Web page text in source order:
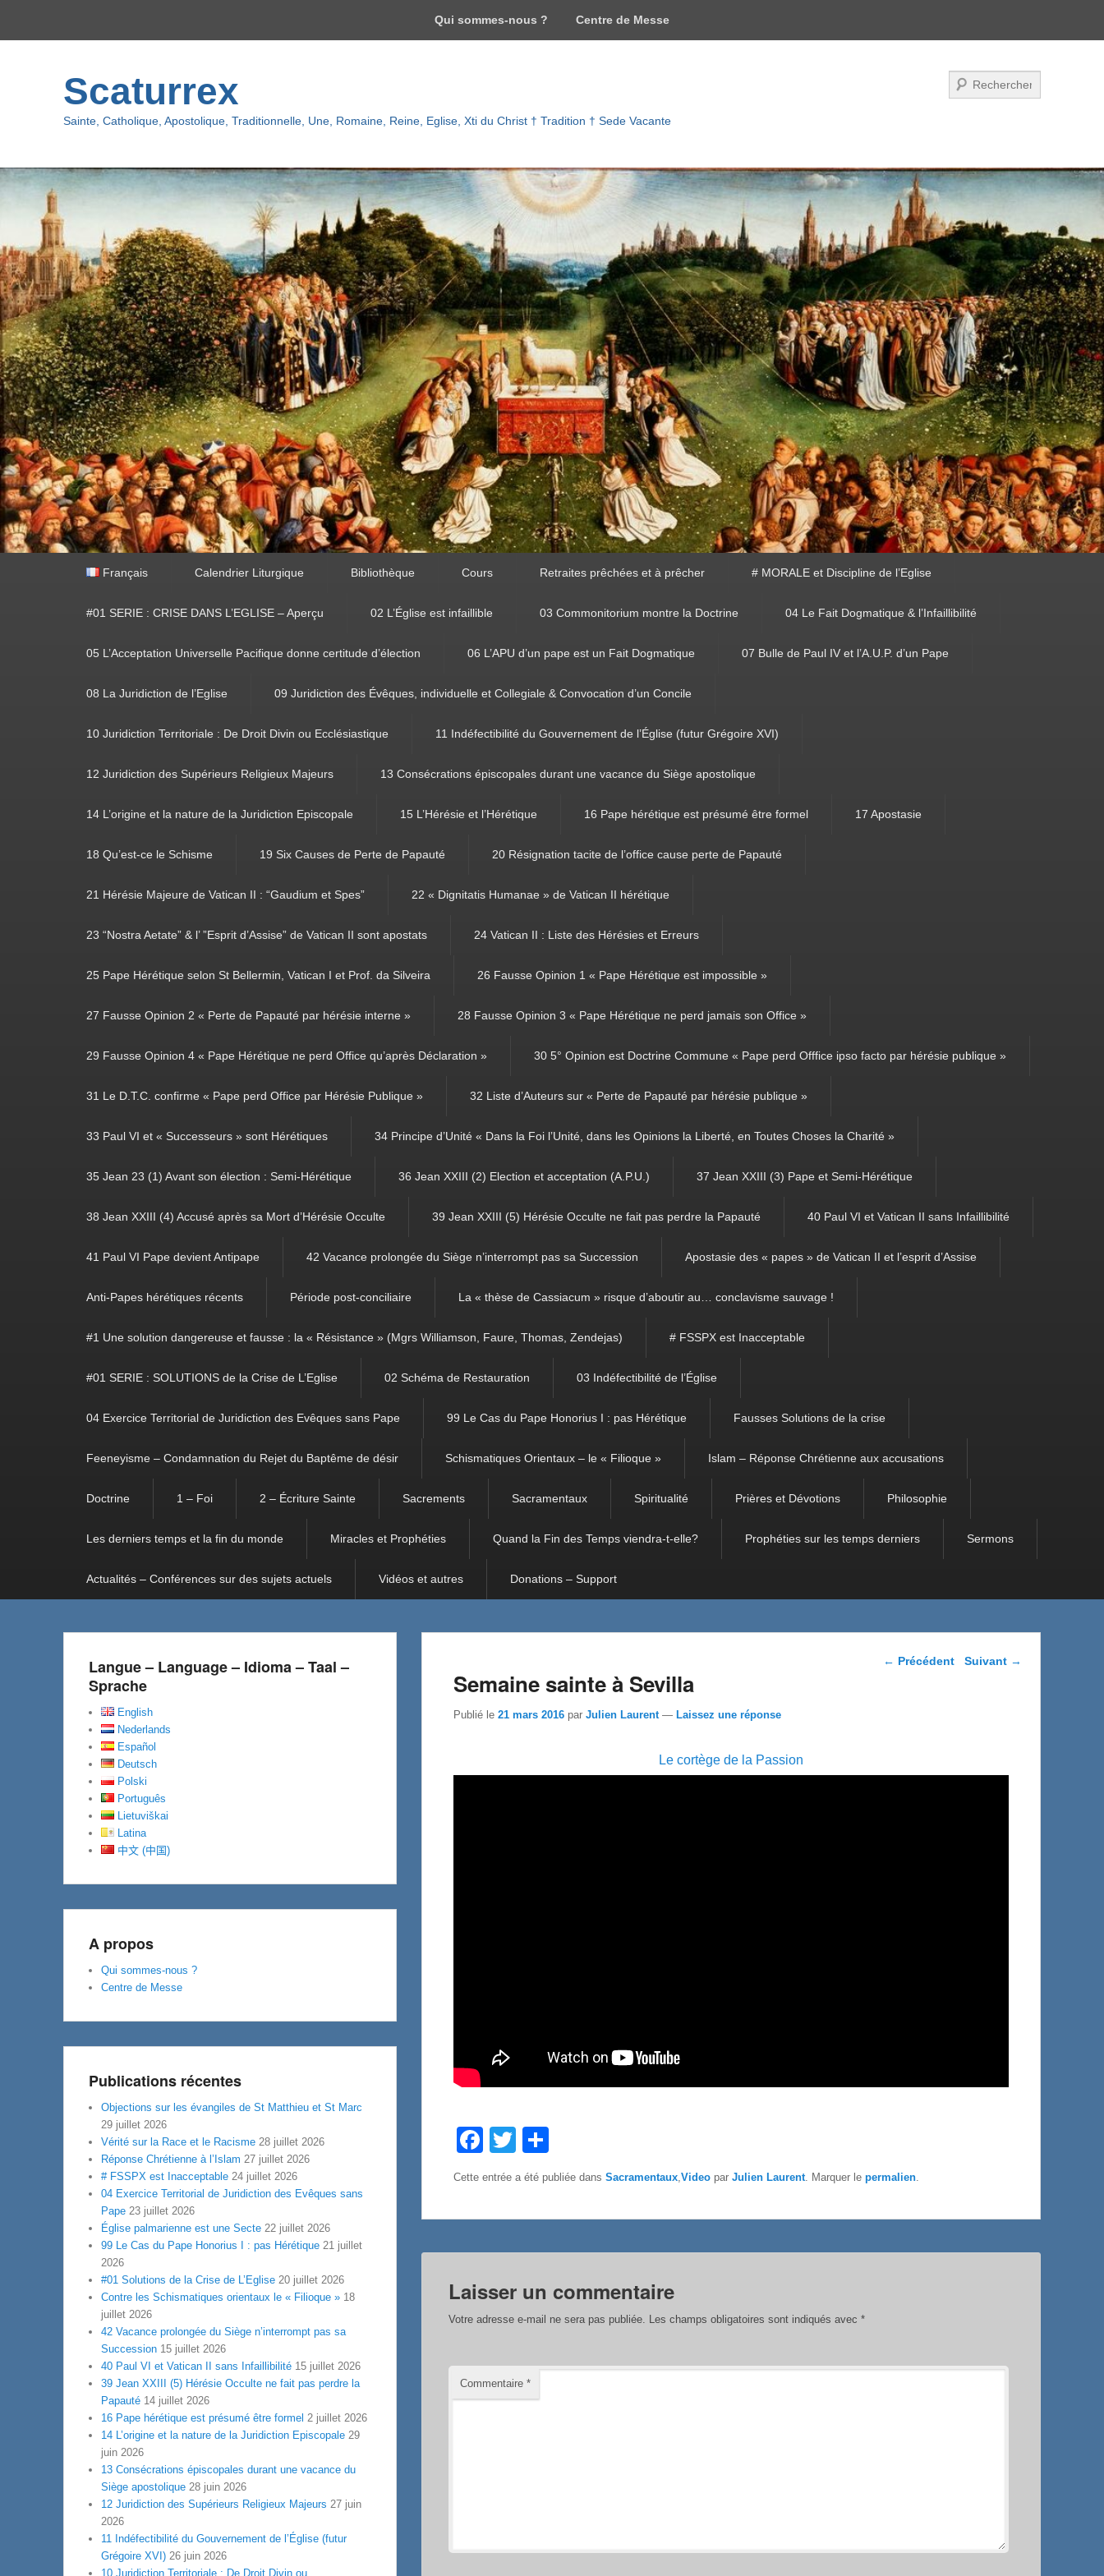
haut
Qui sommes-nous ? Centre de Messe
Scaturrex
Sainte, Catholique, Apostolique, Traditionnelle, Une, Romaine, Reine, Eglise, Xti du Christ † Tradition † Sede Vacante
Recherche
Français Calendrier Liturgique Bibliothèque Cours Retraites prêchées et à prêcher # MORALE et Discipline de l’Eglise
#01 SERIE : CRISE DANS L’EGLISE – Aperçu 02 L’Église est infaillible 03 Commonitorium montre la Doctrine 04 Le Fait Dogmatique & l’Infaillibilité
05 L’Acceptation Universelle Pacifique donne certitude d’élection 06 L’APU d’un pape est un Fait Dogmatique 07 Bulle de Paul IV et l’A.U.P. d’un Pape
08 La Juridiction de l’Eglise 09 Juridiction des Évêques, individuelle et Collegiale & Convocation d’un Concile
10 Juridiction Territoriale : De Droit Divin ou Ecclésiastique 11 Indéfectibilité du Gouvernement de l’Église (futur Grégoire XVI)
12 Juridiction des Supérieurs Religieux Majeurs 13 Consécrations épiscopales durant une vacance du Siège apostolique
14 L’origine et la nature de la Juridiction Episcopale 15 L’Hérésie et l’Hérétique 16 Pape hérétique est présumé être formel 17 Apostasie
18 Qu’est-ce le Schisme 19 Six Causes de Perte de Papauté 20 Résignation tacite de l’office cause perte de Papauté
21 Hérésie Majeure de Vatican II : “Gaudium et Spes” 22 « Dignitatis Humanae » de Vatican II hérétique
23 “Nostra Aetate” & l’ ”Esprit d’Assise” de Vatican II sont apostats 24 Vatican II : Liste des Hérésies et Erreurs
25 Pape Hérétique selon St Bellermin, Vatican I et Prof. da Silveira 26 Fausse Opinion 1 « Pape Hérétique est impossible »
27 Fausse Opinion 2 « Perte de Papauté par hérésie interne » 28 Fausse Opinion 3 « Pape Hérétique ne perd jamais son Office »
29 Fausse Opinion 4 « Pape Hérétique ne perd Office qu’après Déclaration » 30 5° Opinion est Doctrine Commune « Pape perd Offfice ipso facto par hérésie publique »
31 Le D.T.C. confirme « Pape perd Office par Hérésie Publique » 32 Liste d’Auteurs sur « Perte de Papauté par hérésie publique »
33 Paul VI et « Successeurs » sont Hérétiques 34 Principe d’Unité « Dans la Foi l’Unité, dans les Opinions la Liberté, en Toutes Choses la Charité »
35 Jean 23 (1) Avant son élection : Semi-Hérétique 36 Jean XXIII (2) Election et acceptation (A.P.U.) 37 Jean XXIII (3) Pape et Semi-Hérétique
38 Jean XXIII (4) Accusé après sa Mort d’Hérésie Occulte 39 Jean XXIII (5) Hérésie Occulte ne fait pas perdre la Papauté 40 Paul VI et Vatican II sans Infaillibilité
41 Paul VI Pape devient Antipape 42 Vacance prolongée du Siège n’interrompt pas sa Succession Apostasie des « papes » de Vatican II et l’esprit d’Assise
Anti-Papes hérétiques récents Période post-conciliaire La « thèse de Cassiacum » risque d’aboutir au… conclavisme sauvage !
#1 Une solution dangereuse et fausse : la « Résistance » (Mgrs Williamson, Faure, Thomas, Zendejas) # FSSPX est Inacceptable
#01 SERIE : SOLUTIONS de la Crise de L’Eglise 02 Schéma de Restauration 03 Indéfectibilité de l’Église
04 Exercice Territorial de Juridiction des Evêques sans Pape 99 Le Cas du Pape Honorius I : pas Hérétique Fausses Solutions de la crise
Feeneyisme – Condamnation du Rejet du Baptême de désir Schismatiques Orientaux – le « Filioque » Islam – Réponse Chrétienne aux accusations
Doctrine 1 – Foi 2 – Écriture Sainte Sacrements Sacramentaux Spiritualité Prières et Dévotions Philosophie
Les derniers temps et la fin du monde Miracles et Prophéties Quand la Fin des Temps viendra-t-elle? Prophéties sur les temps derniers Sermons
Actualités – Conférences sur des sujets actuels Vidéos et autres Donations – Support
Navigation dans les
← Précédent Suivant →
Semaine sainte à Sevilla
Publié le 21 mars 2016 par Julien Laurent — Laissez une réponse
Le cortège de la Passion
F
e
b
T
t
t
t
a
Cette entrée a été publiée dans Sacramentaux Video par Julien Laurent . Marquer le permalien
Laisser un commentaire
Votre adresse e-mail ne sera pas publiée. Les champs obligatoires sont indiqués avec *
Commentaire *
Langue – Language – Idioma – Taal –
Sprache
English
Nederlands
Español
Deutsch
Polski
Português
Lietuviškai
Latina
中文 (中国)
A propos
Qui sommes-nous ?
Centre de Messe
Publications récentes
Objections sur les évangiles de St Matthieu et St Marc
29 juillet 2026
Vérité sur la Race et le Racisme 28 juillet 2026
Réponse Chrétienne à l’Islam 27 juillet 2026
# FSSPX est Inacceptable 24 juillet 2026
04 Exercice Territorial de Juridiction des Evêques sans
Pape 23 juillet 2026
Église palmarienne est une Secte 22 juillet 2026
99 Le Cas du Pape Honorius I : pas Hérétique 21 juillet
2026
#01 Solutions de la Crise de L’Eglise 20 juillet 2026
Contre les Schismatiques orientaux le « Filioque » 18
juillet 2026
42 Vacance prolongée du Siège n’interrompt pas sa
Succession 15 juillet 2026
40 Paul VI et Vatican II sans Infaillibilité 15 juillet 2026
39 Jean XXIII (5) Hérésie Occulte ne fait pas perdre la
Papauté 14 juillet 2026
16 Pape hérétique est présumé être formel 2 juillet 2026
14 L’origine et la nature de la Juridiction Episcopale 29
juin 2026
13 Consécrations épiscopales durant une vacance du
Siège apostolique 28 juin 2026
12 Juridiction des Supérieurs Religieux Majeurs 27 juin
2026
11 Indéfectibilité du Gouvernement de l’Église (futur
Grégoire XVI) 26 juin 2026
10 Juridiction Territoriale : De Droit Divin ou